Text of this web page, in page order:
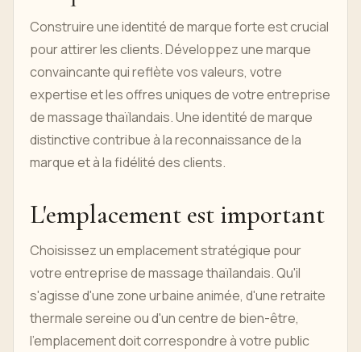
Construire une identité de marque forte est crucial
pour attirer les clients. Développez une marque
convaincante qui reflète vos valeurs, votre
expertise et les offres uniques de votre entreprise
de massage thaïlandais. Une identité de marque
distinctive contribue à la reconnaissance de la
marque et à la fidélité des clients.
L'emplacement est important
Choisissez un emplacement stratégique pour
votre entreprise de massage thaïlandais. Qu'il
s'agisse d'une zone urbaine animée, d'une retraite
thermale sereine ou d'un centre de bien-être,
l'emplacement doit correspondre à votre public